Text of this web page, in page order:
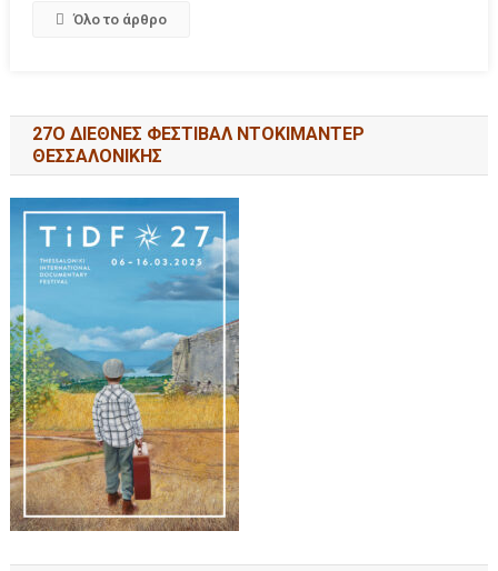
Όλο το άρθρο
27Ο ΔΙΕΘΝΕΣ ΦΕΣΤΙΒΑΛ ΝΤΟΚΙΜΑΝΤΕΡ
ΘΕΣΣΑΛΟΝΙΚΗΣ